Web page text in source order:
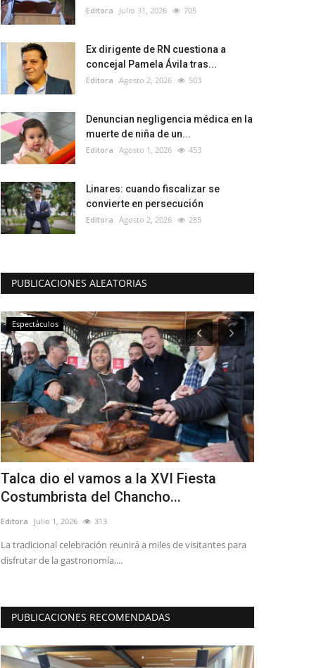
Editora Julio 31, 2026 705
Ex dirigente de RN cuestiona a
concejal Pamela Ávila tras...
Editora Agosto 2, 2026 503
Denuncian negligencia médica en la
muerte de niña de un...
Editora Agosto 1, 2026 453
Linares: cuando fiscalizar se
convierte en persecución
Editora Agosto 2, 2026 285
PUBLICACIONES ALEATORIAS
Espectáculos
Talca dio el vamos a la XVI Fiesta
Costumbrista del Chancho...
Editora Julio 1, 2026 313
La tradicional celebración reunirá a miles de visitantes para
disfrutar de la gastronomía,...
PUBLICACIONES RECOMENDADAS